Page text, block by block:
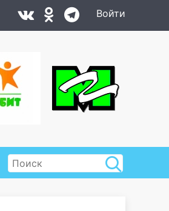
Войти